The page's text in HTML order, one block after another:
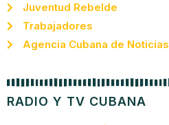
Juventud Rebelde
Trabajadores
Agencia Cubana de Noticias
RADIO Y TV CUBANA